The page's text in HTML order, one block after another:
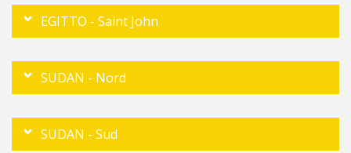
EGITTO - Saint John
SUDAN - Nord
SUDAN - Sud